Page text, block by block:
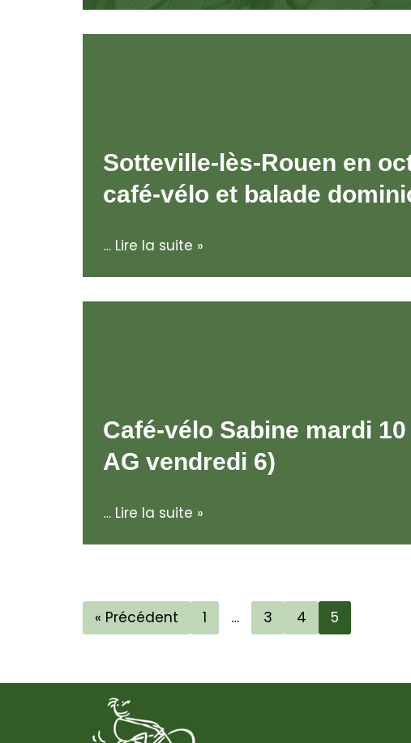
Sotteville-lès-Rouen en
café-vélo et balade
… Lire la suite »
Café-vélo Sabine mardi
AG vendredi 6)
… Lire la suite »
« Précédent 1 … 3 4 5